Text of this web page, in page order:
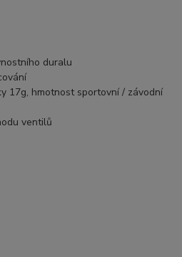
duralu
17g, hmotnost sportovní / závodní
ventilů